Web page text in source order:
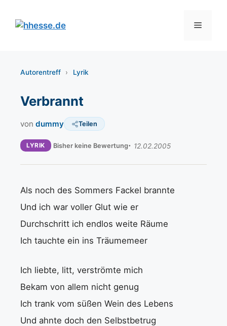
Inhalt
springen
Menü
Autorentreff › Lyrik
Verbrannt
von dummy Teilen
LYRIK Bisher keine Bewertung 12.02.2005
Als noch des Sommers Fackel brannte
Und ich war voller Glut wie er
Durchschritt ich endlos weite Räume
Ich tauchte ein ins Träumemeer
Ich liebte, litt, verströmte mich
Bekam von allem nicht genug
Ich trank vom süßen Wein des Lebens
Und ahnte doch den Selbstbetrug